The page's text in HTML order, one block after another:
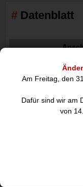
Am Freitag, den
Dafür sind wir am
von
Datenblatt